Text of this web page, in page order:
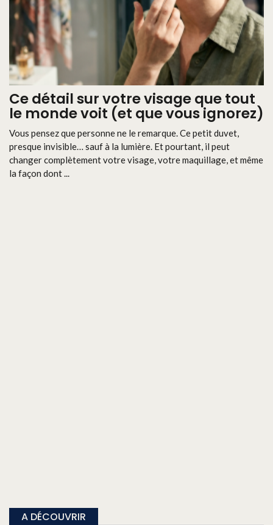
Ce détail sur votre visage que tout
le monde voit (et que vous ignorez)
Vous pensez que personne ne le remarque. Ce petit duvet,
presque invisible… sauf à la lumière. Et pourtant, il peut
changer complètement votre visage, votre maquillage, et même
la façon dont ...
A DÉCOUVRIR